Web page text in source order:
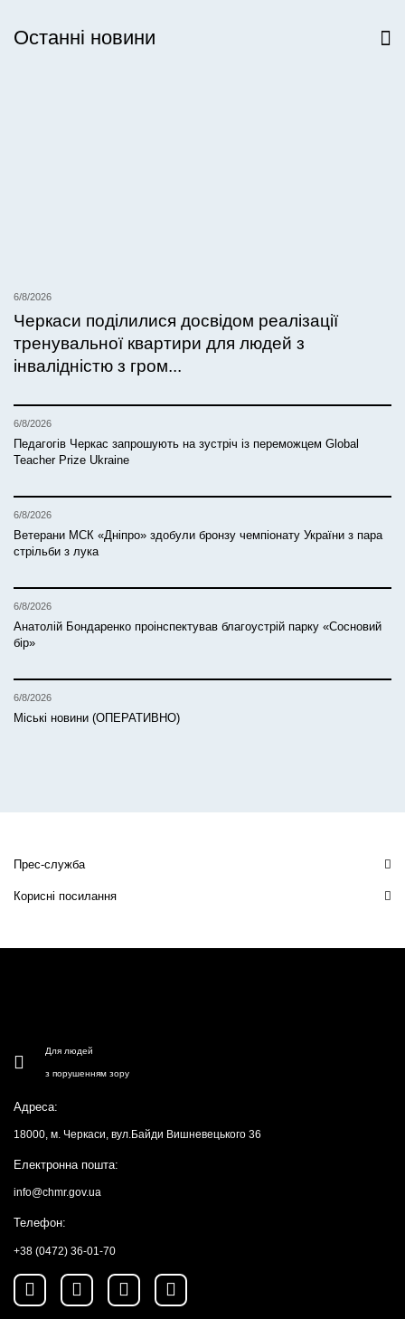
Останні новини
6/8/2026
Черкаси поділилися досвідом реалізації
тренувальної квартири для людей з
інвалідністю з гром...
6/8/2026
Педагогів Черкас запрошують на зустріч із переможцем Global
Teacher Prize Ukraine
6/8/2026
Ветерани МСК «Дніпро» здобули бронзу чемпіонату України з пара
стрільби з лука
6/8/2026
Анатолій Бондаренко проінспектував благоустрій парку «Сосновий
бір»
6/8/2026
Міські новини (ОПЕРАТИВНО)
Прес-служба
Корисні посилання
Для людей
з порушенням зору
Адреса:
18000, м. Черкаси, вул.Байди Вишневецького 36
Електронна пошта:
info@chmr.gov.ua
Телефон:
+38 (0472) 36-01-70